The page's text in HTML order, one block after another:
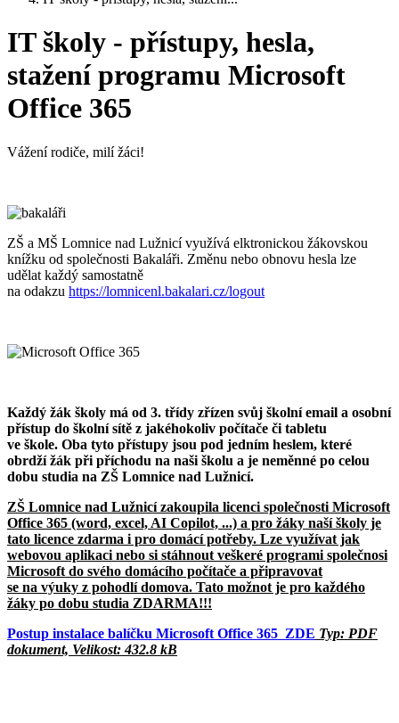
IT školy - přístupy, hesla,
stažení programu Microsoft
Office 365
Vážení rodiče, milí žáci!
ZŠ a MŠ Lomnice nad Lužnicí využívá elktronickou žákovskou
knížku od společnosti Bakaláři. Změnu nebo obnovu hesla lze
udělat každý samostatně
na odakzu https://lomnicenl.bakalari.cz/logout
Každý žák školy má od 3. třídy zřízen svůj školní email a osobní
přístup do školní sítě z jakéhokoliv počítače či tabletu
ve škole. Oba tyto přístupy jsou pod jedním heslem, které
obrdží žák při příchodu na naši školu a je neměnné po celou
dobu studia na ZŠ Lomnice nad Lužnicí.
ZŠ Lomnice nad Lužnicí zakoupila licenci společnosti Microsoft
Office 365 (word, excel, AI Copilot, ...) a pro žáky naší školy je
tato licence zdarma i pro domácí potřeby. Lze využívat jak
webovou aplikaci nebo si stáhnout veškeré programi společnosi
Microsoft do svého domácího počítače a připravovat
se na výuky z pohodlí domova. Tato možnot je pro každého
žáky po dobu studia ZDARMA!!!
Postup instalace balíčku Microsoft Office 365 ZDE Typ: PDF
dokument, Velikost: 432.8 kB